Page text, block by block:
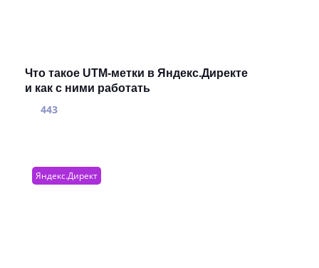
Что такое UTM-метки в Яндекс.Директе
и как с ними работать
443
Яндекс.Директ